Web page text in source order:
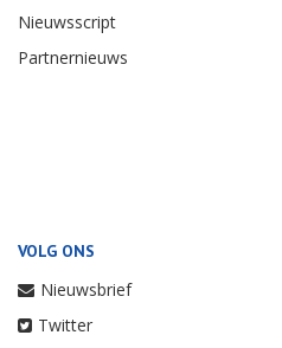
Nieuwsscript
Partnernieuws
VOLG ONS
Nieuwsbrief
Twitter